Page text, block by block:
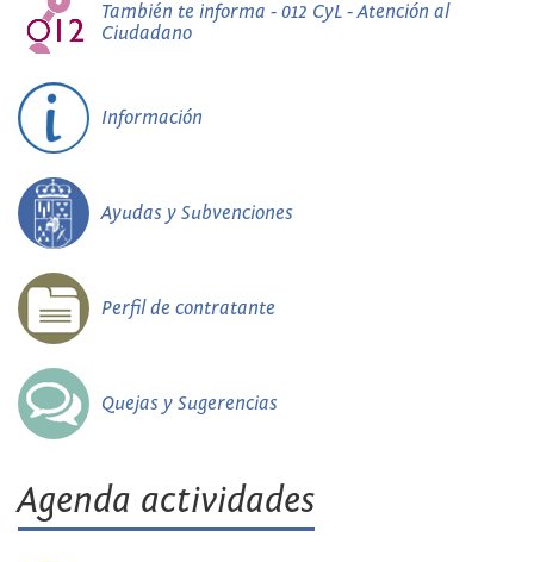
También te informa - 012 CyL - Atención al
Ciudadano
Información
Ayudas y Subvenciones
Perfil de contratante
Quejas y Sugerencias
Agenda actividades